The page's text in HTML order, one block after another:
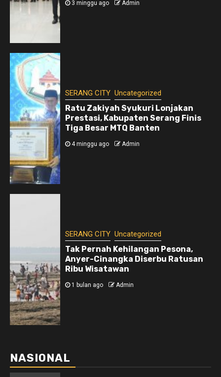
3 minggu ago Admin
SERANG CITY Uncategorized
Ratu Zakiyah Syukuri Lonjakan
Prestasi, Kabupaten Serang Finis
Tiga Besar MTQ Banten
4 minggu ago Admin
SERANG CITY Uncategorized
Tak Pernah Kehilangan Pesona,
Anyer-Cinangka Diserbu Ratusan
Ribu Wisatawan
1 bulan ago Admin
NASIONAL